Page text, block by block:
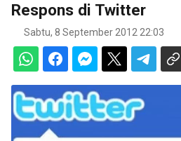
Respons di Twitter
Sabtu, 8 September 2012 22:03